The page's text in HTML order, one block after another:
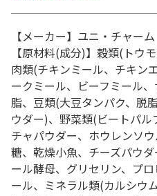
【メーカー】ユニ・チャーム
【原材料(成分)】穀類(トウ
肉類(チキンミール、チキン
ークミール、ビーフミール
脂、豆類(大豆タンパク、脱
ウダー)、野菜類(ビートパ
チャパウダー、ホウレンソ
糖、乾燥小魚、チーズパウ
ール酵母、グリセリン、プ
ール、ミネラル類(カルシウ